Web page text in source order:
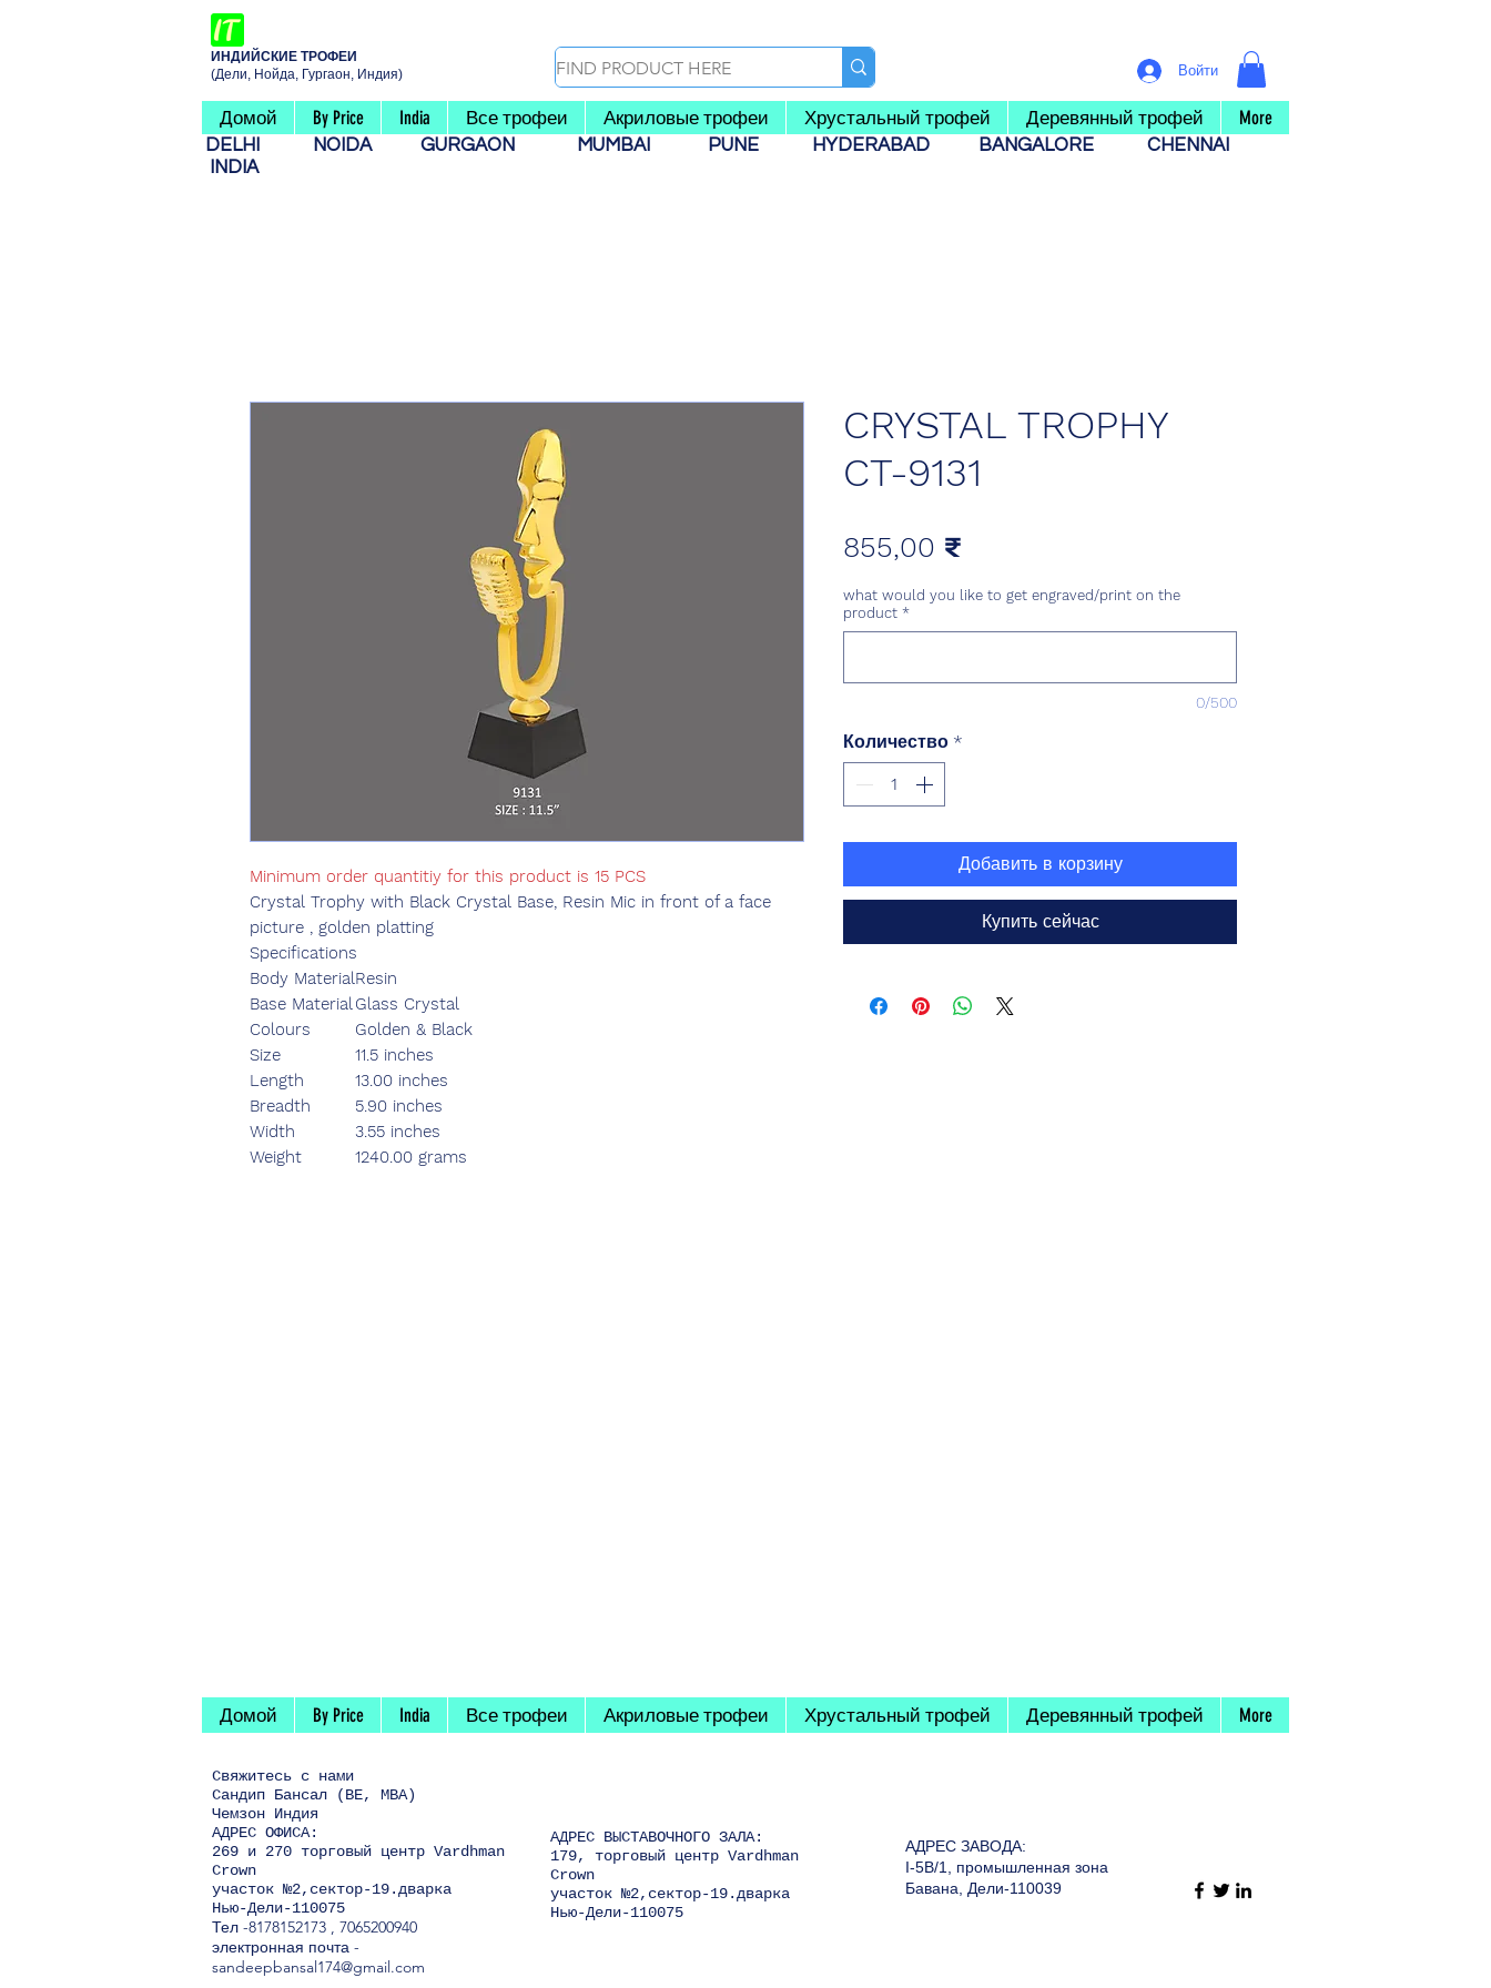
ИНДИЙСКИЕ ТРОФЕИ
(Дели, Нойда, Гургаон, Индия)
Войти
Домой By Price India Все трофеи Акриловые трофеи Хрустальный трофей Деревянный трофей More
DELHI NOIDA GURGAON MUMBAI PUNE HYDERABAD BANGALORE
CHENNAI
INDIA
Minimum order quantitiy for this product is 15 PCS
Crystal Trophy with Black Crystal Base, Resin Mic in front of a face
picture , golden platting
Specifications
Body MaterialResin
Base MaterialGlass Crystal
Colours
Golden & Black
Size
11.5 inches
Length
13.00 inches
Breadth
5.90 inches
Width
3.55 inches
Weight
1240.00 grams
CRYSTAL TROPHY
CT-9131
855,00 ₹
what would you like to get engraved/print on the
product *
0/500
Количество *
Добавить в корзину
Купить сейчас
Домой By Price India Все трофеи Акриловые трофеи Хрустальный трофей Деревянный трофей More
Свяжитесь с нами
Сандип Бансал (BE, MBA)
Чемзон Индия
АДРЕС ОФИСА:
269 и 270 торговый центр Vardhman
Crown
участок №2,сектор-19.дварка
Нью-Дели-110075
Тел -8178152173 , 7065200940
электронная почта -
sandeepbansal174@gmail.com
АДРЕС ВЫСТАВОЧНОГО ЗАЛА:
179, торговый центр Vardhman
Crown
участок №2,сектор-19.дварка
Нью-Дели-110075
АДРЕС ЗАВОДА:
I-5B/1, промышленная зона
Бавана, Дели-110039